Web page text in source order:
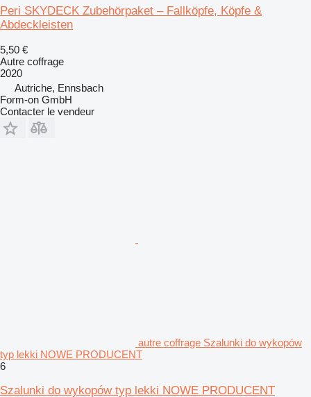
Peri SKYDECK Zubehörpaket – Fallköpfe, Köpfe &
Abdeckleisten
5,50 €
Autre coffrage
2020
Autriche, Ennsbach
Form-on GmbH
Contacter le vendeur
autre coffrage Szalunki do wykopów
typ lekki NOWE PRODUCENT
6
Szalunki do wykopów typ lekki NOWE PRODUCENT